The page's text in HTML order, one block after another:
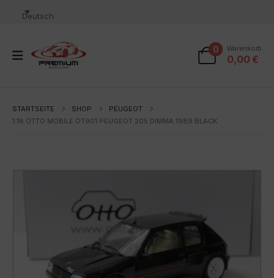
Deutsch
0 Warenkorb
0,00 €
STARTSEITE SHOP
PEUGEOT
1:18 OTTO MOBILE OT901 PEUGEOT 205 DIMMA 1989 BLACK